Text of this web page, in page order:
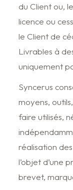
du Client ou,
licence ou
le Client de
Livrables à
uniquement
Syncerus
moyens,
faire utilisés,
réalisation
l’objet d’une
brevet,